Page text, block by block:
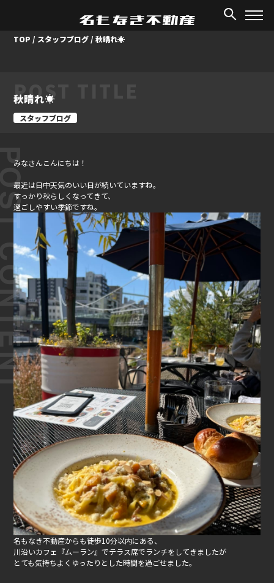
TOP / スタッフブログ /秋晴れ☀
POST TITLE
秋晴れ☀
スタッフブログ
みなさんこんにちは！
最近は日中天気のいい日が続いていますね。
すっかり秋らしくなってきて、
過ごしやすい季節ですね。
名もなき不動産からも徒歩10分以内にある、
川沿いカフェ『ムーラン』でテラス席でランチをしてきましたが
とても気持ちよくゆったりとした時間を過ごせました。